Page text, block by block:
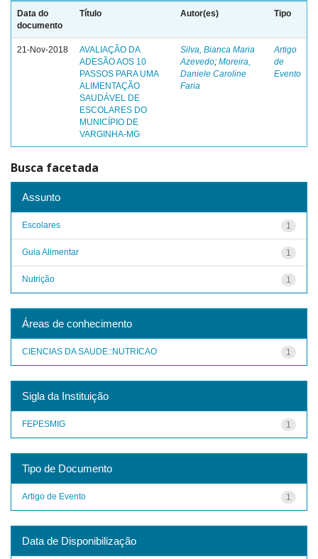
Data do
documento
Título Autor(es) Tipo
21-Nov-2018
AVALIAÇÃO DA
ADESÃO AOS 10
PASSOS PARA UMA
ALIMENTAÇÃO
SAUDÁVEL DE
ESCOLARES DO
MUNICÍPIO DE
VARGINHA-MG
Silva, Bianca Maria
Azevedo; Moreira,
Daniele Caroline
Faria
Artigo
de
Evento
Busca facetada
Assunto
1
Escolares
1
Guia Alimentar
1
Nutrição
Áreas de conhecimento
1
CIENCIAS DA SAUDE::NUTRICAO
Sigla da Instituição
1
FEPESMIG
Tipo de Documento
1
Artigo de Evento
Data de Disponibilização